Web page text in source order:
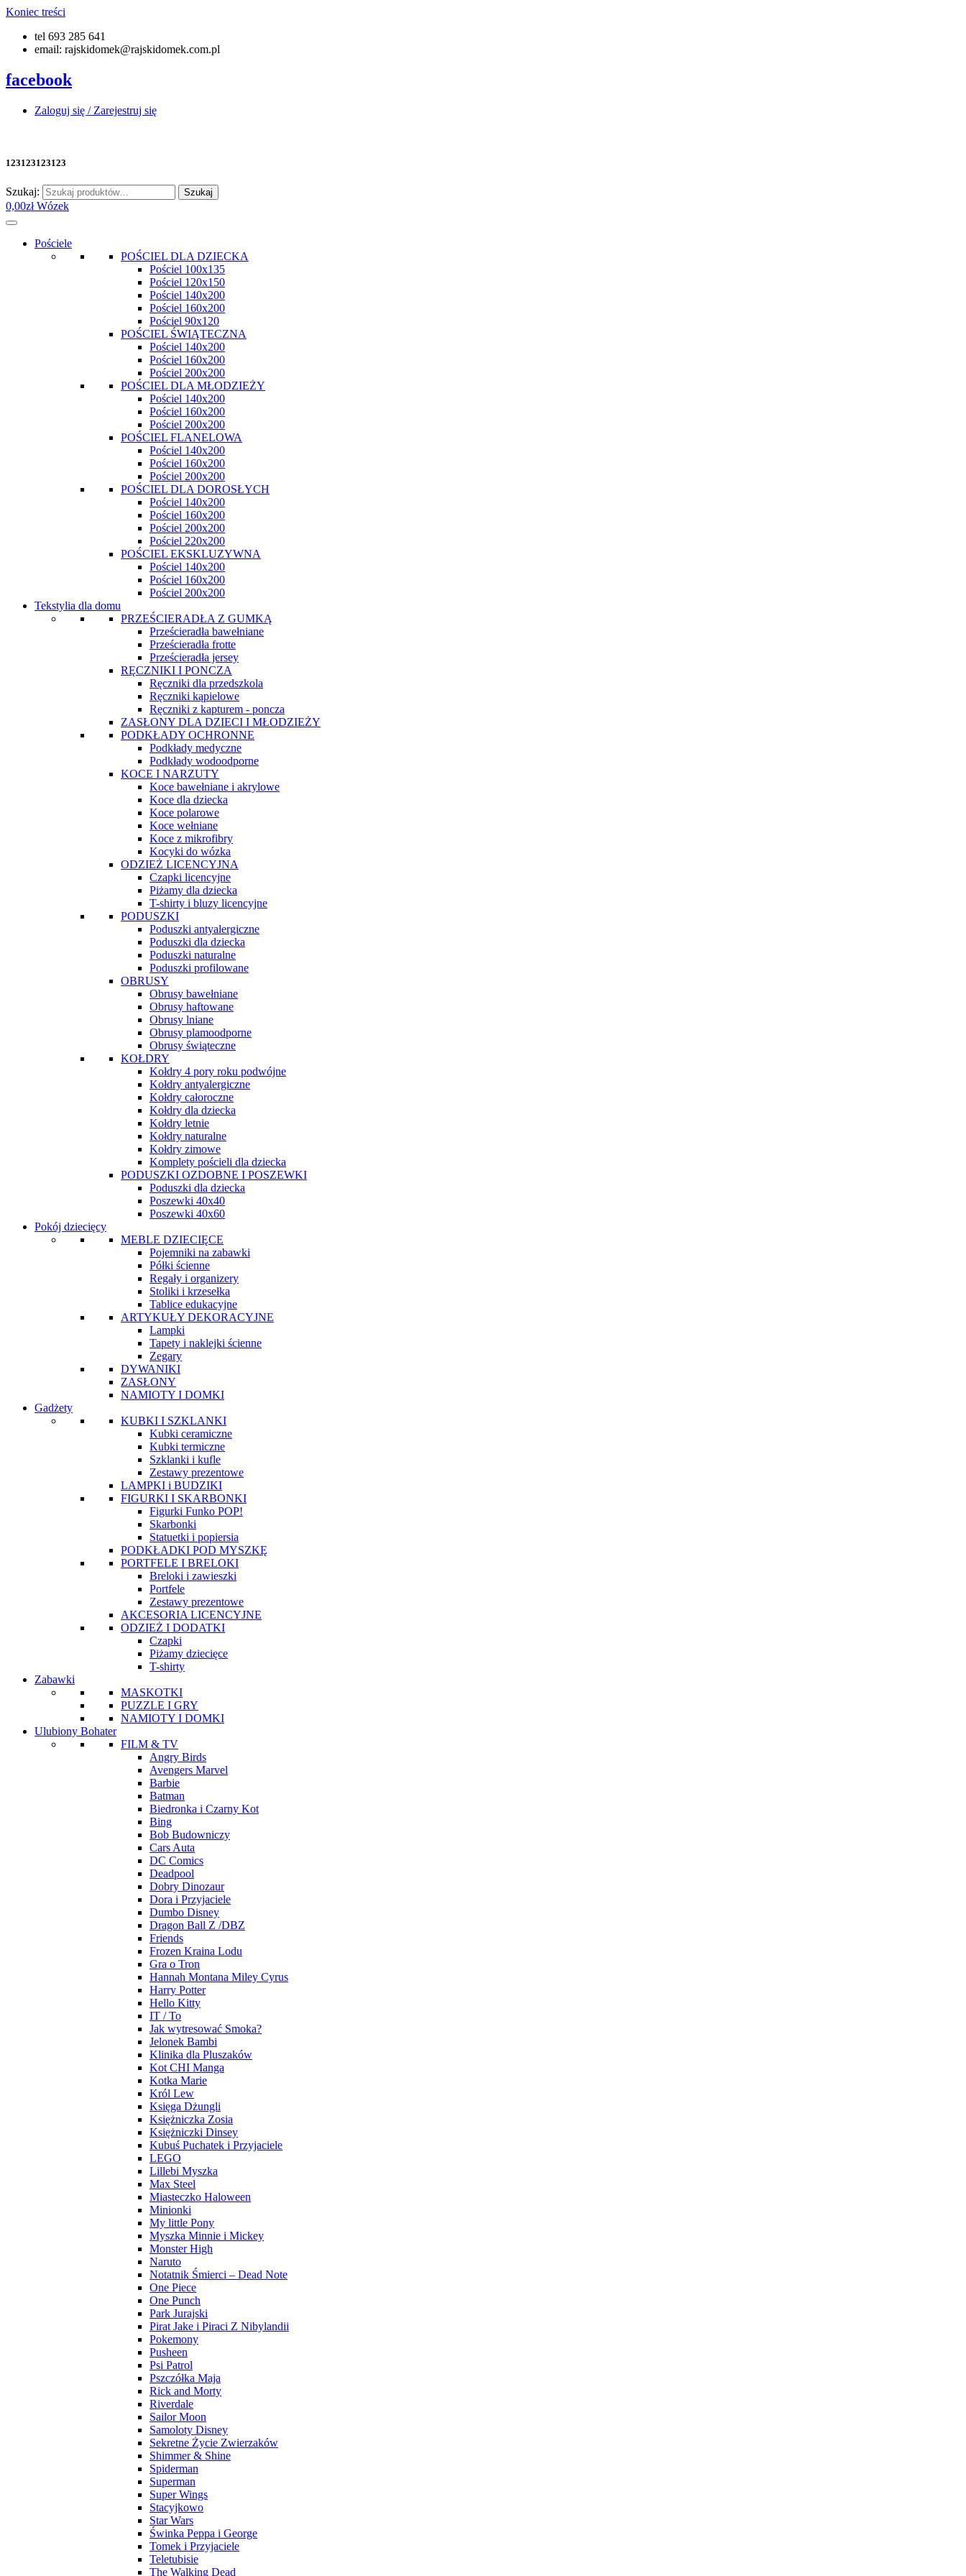
Koniec treści
tel 693 285 641
email: rajskidomek@rajskidomek.com.pl
facebook
Zaloguj się / Zarejestruj się
123123123123
Szukaj: Szukaj
0,00zł Wózek
Pościele
POŚCIEL DLA DZIECKA
Pościel 100x135
Pościel 120x150
Pościel 140x200
Pościel 160x200
Pościel 90x120
POŚCIEL ŚWIĄTECZNA
Pościel 140x200
Pościel 160x200
Pościel 200x200
POŚCIEL DLA MŁODZIEŻY
Pościel 140x200
Pościel 160x200
Pościel 200x200
POŚCIEL FLANELOWA
Pościel 140x200
Pościel 160x200
Pościel 200x200
POŚCIEL DLA DOROSŁYCH
Pościel 140x200
Pościel 160x200
Pościel 200x200
Pościel 220x200
POŚCIEL EKSKLUZYWNA
Pościel 140x200
Pościel 160x200
Pościel 200x200
Tekstylia dla domu
PRZEŚCIERADŁA Z GUMKĄ
Prześcieradła bawełniane
Prześcieradła frotte
Prześcieradła jersey
RĘCZNIKI I PONCZA
Ręczniki dla przedszkola
Ręczniki kąpielowe
Ręczniki z kapturem - poncza
ZASŁONY DLA DZIECI I MŁODZIEŻY
PODKŁADY OCHRONNE
Podkłady medyczne
Podkłady wodoodporne
KOCE I NARZUTY
Koce bawełniane i akrylowe
Koce dla dziecka
Koce polarowe
Koce wełniane
Koce z mikrofibry
Kocyki do wózka
ODZIEŻ LICENCYJNA
Czapki licencyjne
Piżamy dla dziecka
T-shirty i bluzy licencyjne
PODUSZKI
Poduszki antyalergiczne
Poduszki dla dziecka
Poduszki naturalne
Poduszki profilowane
OBRUSY
Obrusy bawełniane
Obrusy haftowane
Obrusy lniane
Obrusy plamoodporne
Obrusy świąteczne
KOŁDRY
Kołdry 4 pory roku podwójne
Kołdry antyalergiczne
Kołdry całoroczne
Kołdry dla dziecka
Kołdry letnie
Kołdry naturalne
Kołdry zimowe
Komplety pościeli dla dziecka
PODUSZKI OZDOBNE I POSZEWKI
Poduszki dla dziecka
Poszewki 40x40
Poszewki 40x60
Pokój dziecięcy
MEBLE DZIECIĘCE
Pojemniki na zabawki
Półki ścienne
Regały i organizery
Stoliki i krzesełka
Tablice edukacyjne
ARTYKUŁY DEKORACYJNE
Lampki
Tapety i naklejki ścienne
Zegary
DYWANIKI
ZASŁONY
NAMIOTY I DOMKI
Gadżety
KUBKI I SZKLANKI
Kubki ceramiczne
Kubki termiczne
Szklanki i kufle
Zestawy prezentowe
LAMPKI i BUDZIKI
FIGURKI I SKARBONKI
Figurki Funko POP!
Skarbonki
Statuetki i popiersia
PODKŁADKI POD MYSZKĘ
PORTFELE I BRELOKI
Breloki i zawieszki
Portfele
Zestawy prezentowe
AKCESORIA LICENCYJNE
ODZIEŻ I DODATKI
Czapki
Piżamy dziecięce
T-shirty
Zabawki
MASKOTKI
PUZZLE I GRY
NAMIOTY I DOMKI
Ulubiony Bohater
FILM & TV
Angry Birds
Avengers Marvel
Barbie
Batman
Biedronka i Czarny Kot
Bing
Bob Budowniczy
Cars Auta
DC Comics
Deadpool
Dobry Dinozaur
Dora i Przyjaciele
Dumbo Disney
Dragon Ball Z /DBZ
Friends
Frozen Kraina Lodu
Gra o Tron
Hannah Montana Miley Cyrus
Harry Potter
Hello Kitty
IT / To
Jak wytresować Smoka?
Jelonek Bambi
Klinika dla Pluszaków
Kot CHI Manga
Kotka Marie
Król Lew
Księga Dżungli
Księżniczka Zosia
Księżniczki Dinsey
Kubuś Puchatek i Przyjaciele
LEGO
Lillebi Myszka
Max Steel
Miasteczko Haloween
Minionki
My little Pony
Myszka Minnie i Mickey
Monster High
Naruto
Notatnik Śmierci – Dead Note
One Piece
One Punch
Park Jurajski
Pirat Jake i Piraci Z Nibylandii
Pokemony
Pusheen
Psi Patrol
Pszczółka Maja
Rick and Morty
Riverdale
Sailor Moon
Samoloty Disney
Sekretne Życie Zwierzaków
Shimmer & Shine
Spiderman
Superman
Super Wings
Stacyjkowo
Star Wars
Świnka Peppa i George
Tomek i Przyjaciele
Teletubisie
The Walking Dead